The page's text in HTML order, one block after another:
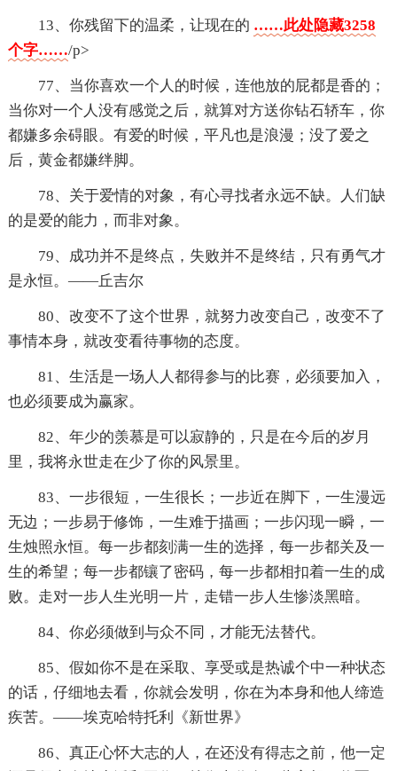
13、你残留下的温柔，让现在的 ……此处隐藏3258
个字……/p>
77、当你喜欢一个人的时候，连他放的屁都是香的；
当你对一个人没有感觉之后，就算对方送你钻石轿车，你
都嫌多余碍眼。有爱的时候，平凡也是浪漫；没了爱之
后，黄金都嫌绊脚。
78、关于爱情的对象，有心寻找者永远不缺。人们缺
的是爱的能力，而非对象。
79、成功并不是终点，失败并不是终结，只有勇气才
是永恒。——丘吉尔
80、改变不了这个世界，就努力改变自己，改变不了
事情本身，就改变看待事物的态度。
81、生活是一场人人都得参与的比赛，必须要加入，
也必须要成为赢家。
82、年少的羡慕是可以寂静的，只是在今后的岁月
里，我将永世走在少了你的风景里。
83、一步很短，一生很长；一步近在脚下，一生漫远
无边；一步易于修饰，一生难于描画；一步闪现一瞬，一
生烛照永恒。每一步都刻满一生的选择，每一步都关及一
生的希望；每一步都镶了密码，每一步都相扣着一生的成
败。走对一步人生光明一片，走错一步人生惨淡黑暗。
84、你必须做到与众不同，才能无法替代。
85、假如你不是在采取、享受或是热诚个中一种状态
的话，仔细地去看，你就会发明，你在为本身和他人缔造
疾苦。——埃克哈特托利《新世界》
86、真正心怀大志的人，在还没有得志之前，他一定